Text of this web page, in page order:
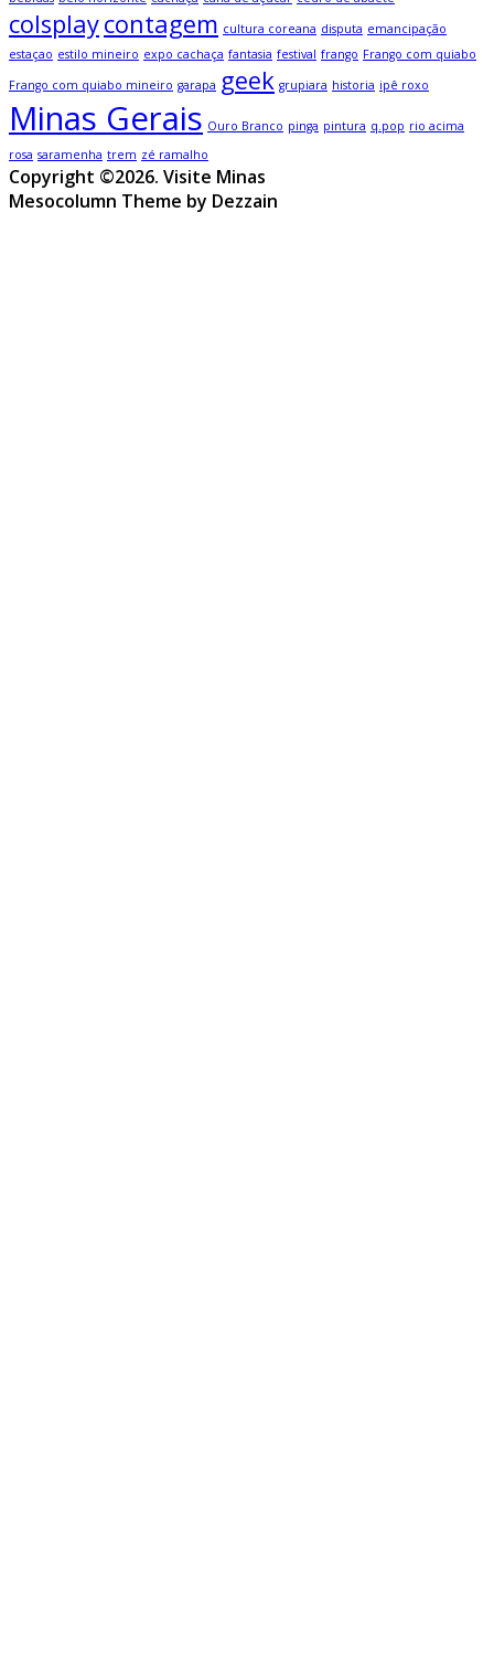
colsplaycontagem cultura coreana disputa emancipação
estaçao estilo mineiro expo cachaça fantasia festival frango Frango com quiabo
Frango com quiabo mineiro garapa geek grupiara historia ipê roxo
Minas Gerais Ouro Branco pinga pintura q.pop rio acima
rosa saramenha trem zé ramalho
Copyright ©2026. Visite Minas
Mesocolumn Theme by Dezzain